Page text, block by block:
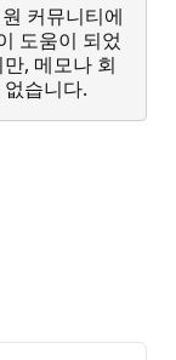
커뮤니티에
도움이 되었
, 메모나 회
습니다.